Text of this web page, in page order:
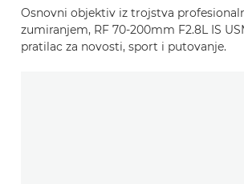
Osnovni objektiv iz trojstva
zumiranjem, RF 70-200mm F2.8L IS
pratilac za novosti, sport i putovanje.